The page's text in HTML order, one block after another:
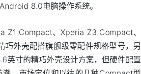
8.0电脑操作系统。
Z1 Compact、Xperia Z3 Compact、
外壳配搭旗舰级零配件规格型号，另
英寸的精巧外壳设计方案，但硬件配置